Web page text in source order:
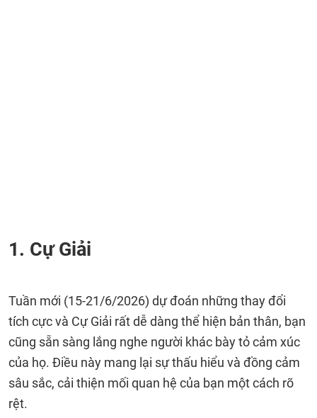
1. Cự Giải
Tuần mới (15-21/6/2026) dự đoán những thay đổi
tích cực và Cự Giải rất dễ dàng thể hiện bản thân, bạn
cũng sẵn sàng lắng nghe người khác bày tỏ cảm xúc
của họ. Điều này mang lại sự thấu hiểu và đồng cảm
sâu sắc, cải thiện mối quan hệ của bạn một cách rõ
rệt.